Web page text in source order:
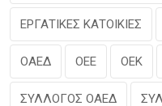
ΕΡΓΑΤΙΚΕΣ ΚΑΤΟΙΚΙΕΣ
ΟΑΕΔ ΟΕΕ ΟΕΚ
ΣΥΛΛΟΓΟΣ ΟΑΕΔ